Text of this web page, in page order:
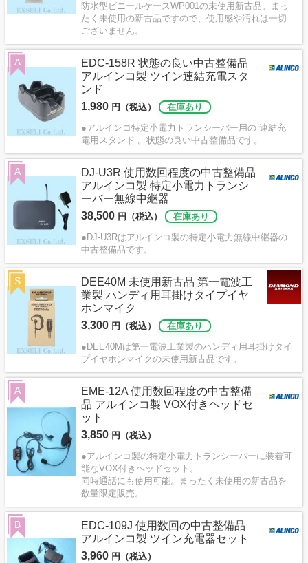
防水型ビニールケースWP001の未使用新古品。まっ
たく未使用の新古品ですので、使用感や汚れは一切
ございません。
EDC-158R 状態の良い中古整備品
アルインコ製 ツイン連結充電スタ
ンド
1,980 円（税込）
在庫あり
●アルインコ特定小電力トランシーバー用の 連結充
電用スタンド 。状態の良い中古整備品です。
A
DJ-U3R 使用数回程度の中古整備品
アルインコ製 特定小電力トランシ
ーバー無線中継器
38,500 円（税込）
在庫あり
●DJ-U3Rはアルインコ製の特定小電力無線中継器の
中古整備品です。
A
DEE40M 未使用新古品 第一電波工
業製 ハンディ用耳掛けタイプイヤ
ホンマイク
3,300 円（税込）
在庫あり
●DEE40Mは第一電波工業製のハンディ用耳掛けタイ
プイヤホンマイクの未使用新古品です。
S
EME-12A 使用数回程度の中古整備
品 アルインコ製 VOX付きヘッドセ
ット
3,850 円（税込）
●アルインコ製の特定小電力トランシーバーに装着可
能なVOX付きヘッドセット。
同時通話にも使用可能。まったく未使用の新古品を
数量限定販売。
A
EDC-109J 使用数回の中古整備品
アルインコ製 ツイン充電器セット
3,960 円（税込）
B